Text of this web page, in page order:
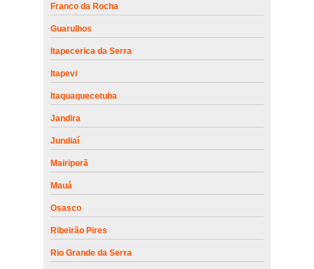
Franco da Rocha
Guarulhos
Itapecerica da Serra
Itapevi
Itaquaquecetuba
Jandira
Jundiaí
Mairiporã
Mauá
Osasco
Ribeirão Pires
Rio Grande da Serra